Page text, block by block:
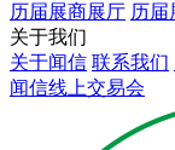
历届展商展厅 历届
关于我们
关于闻信 联系我们
闻信线上交易会